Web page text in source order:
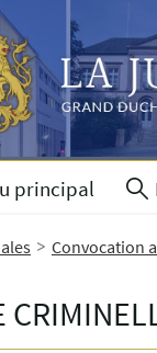
principal
> Convocation